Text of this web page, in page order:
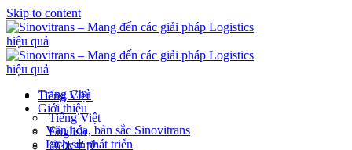
Skip to content
Tiếng Việt
Tiếng Việt
English
简体中文
Trang Chủ
Giới thiệu
Văn hóa, bản sắc Sinovitrans
Lịch sử phát triển